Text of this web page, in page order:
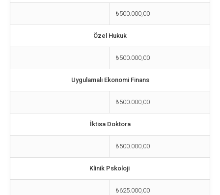
₺500.000,00
Özel Hukuk
₺500.000,00
Uygulamalı Ekonomi Finans
₺500.000,00
İktisa Doktora
₺500.000,00
Klinik Pskoloji
₺625.000,00